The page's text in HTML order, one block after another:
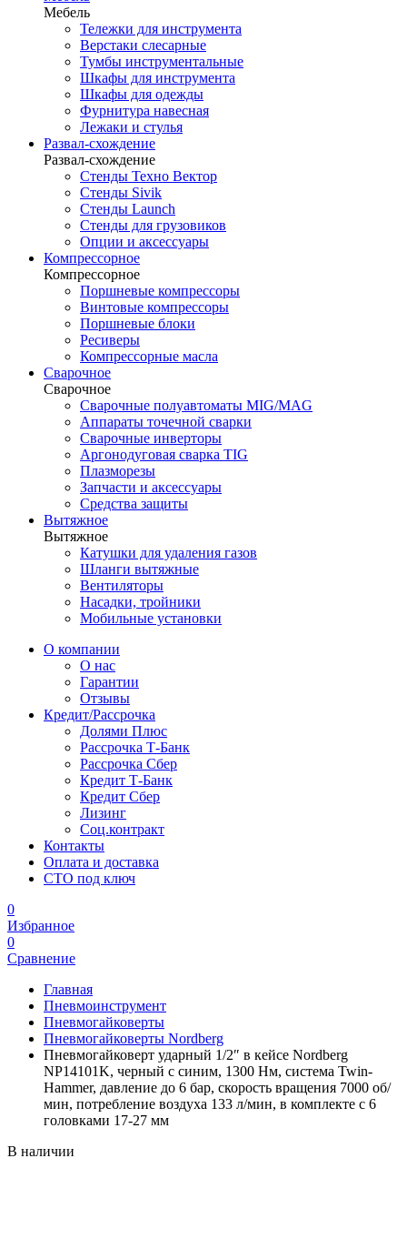
Мебель
Тележки для инструмента
Верстаки слесарные
Тумбы инструментальные
Шкафы для инструмента
Шкафы для одежды
Фурнитура навесная
Лежаки и стулья
Развал-схождение
Развал-схождение
Стенды Техно Вектор
Стенды Sivik
Стенды Launch
Стенды для грузовиков
Опции и аксессуары
Компрессорное
Компрессорное
Поршневые компрессоры
Винтовые компрессоры
Поршневые блоки
Ресиверы
Компрессорные масла
Сварочное
Сварочное
Сварочные полуавтоматы MIG/MAG
Аппараты точечной сварки
Сварочные инверторы
Аргонодуговая сварка TIG
Плазморезы
Запчасти и аксессуары
Средства защиты
Вытяжное
Вытяжное
Катушки для удаления газов
Шланги вытяжные
Вентиляторы
Насадки, тройники
Мобильные установки
О компании
О нас
Гарантии
Отзывы
Кредит/Рассрочка
Долями Плюс
Рассрочка Т-Банк
Рассрочка Сбер
Кредит Т-Банк
Кредит Сбер
Лизинг
Соц.контракт
Контакты
Оплата и доставка
СТО под ключ
0
Избранное
0
Сравнение
Главная
Пневмоинструмент
Пневмогайковерты
Пневмогайковерты Nordberg
Пневмогайковерт ударный 1/2″ в кейсе Nordberg
NP14101K, черный с синим, 1300 Нм, система Twin-
Hammer, давление до 6 бар, скорость вращения 7000 об/
мин, потребление воздуха 133 л/мин, в комплекте с 6
головками 17-27 мм
В наличии